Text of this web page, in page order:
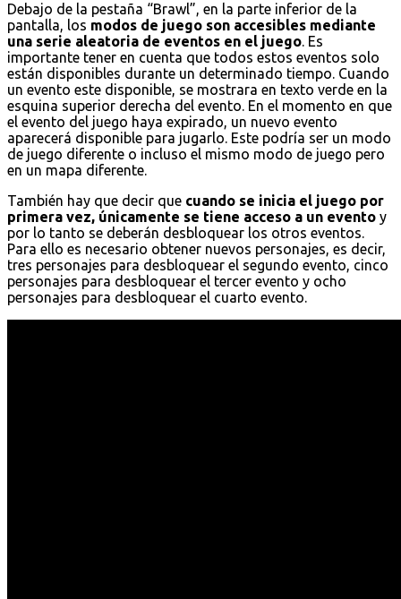
Debajo de la pestaña “Brawl”, en la parte inferior de la
pantalla, los modos de juego son accesibles mediante
una serie aleatoria de eventos en el juego. Es
importante tener en cuenta que todos estos eventos solo
están disponibles durante un determinado tiempo. Cuando
un evento este disponible, se mostrara en texto verde en la
esquina superior derecha del evento. En el momento en que
el evento del juego haya expirado, un nuevo evento
aparecerá disponible para jugarlo. Este podría ser un modo
de juego diferente o incluso el mismo modo de juego pero
en un mapa diferente.
También hay que decir que cuando se inicia el juego por
primera vez, únicamente se tiene acceso a un evento y
por lo tanto se deberán desbloquear los otros eventos.
Para ello es necesario obtener nuevos personajes, es decir,
tres personajes para desbloquear el segundo evento, cinco
personajes para desbloquear el tercer evento y ocho
personajes para desbloquear el cuarto evento.